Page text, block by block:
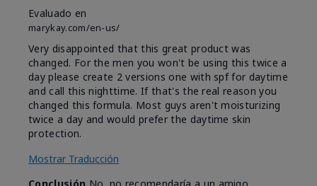
Evaluado en
marykay.com/en-us/
Very disappointed that this great product was
changed. For the men you won't be using this twice a
day please create 2 versions one with spf for daytime
and call this nighttime. If that's the real reason you
changed this formula. Most guys aren't moisturizing
twice a day and would prefer the daytime skin
protection.
Mostrar Traducción